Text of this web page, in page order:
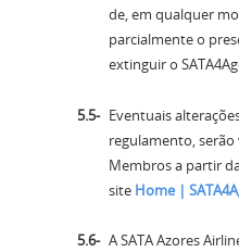
de, em qualquer
parcialmente o
extinguir o
Eventuais
regulamento,
Membros a partir
site Home |
A SATA Azores